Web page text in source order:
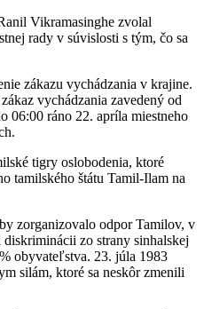
Vikramasinghe zvolal
rady v súvislosti s tým, čo sa
zákazu vychádzania v krajine.
vychádzania zavedený od
06:00 ráno 22. apríla miestneho
tigry oslobodenia, ktoré
tamilského štátu Tamil-Ilam na
zorganizovalo odpor Tamilov, v
zo strany sinhalskej
obyvateľstva. 23. júla 1983
silám, ktoré sa neskôr zmenili